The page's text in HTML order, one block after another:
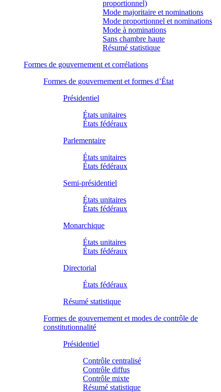
proportionnel)
Mode majoritaire et nominations
Mode proportionnel et nominations
Mode à nominations
Sans chambre haute
Résumé statistique
Formes de gouvernement et corrélations
Formes de gouvernement et formes d’État
Présidentiel
États unitaires
États fédéraux
Parlementaire
États unitaires
États fédéraux
Semi-présidentiel
États unitaires
États fédéraux
Monarchique
États unitaires
États fédéraux
Directorial
États fédéraux
Résumé statistique
Formes de gouvernement et modes de contrôle de
constitutionnalité
Présidentiel
Contrôle centralisé
Contrôle diffus
Contrôle mixte
Résumé statistique